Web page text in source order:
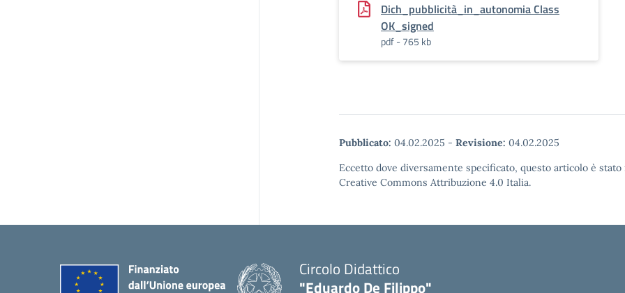
Dich_pubblicità_in_autonomia Class
OK_signed
pdf - 765 kb
Pubblicato: 04.02.2025 - Revisione: 04.02.2025
Eccetto dove diversamente specificato, questo articolo è
Creative Commons Attribuzione 4.0 Italia.
Circolo Didattico
"Eduardo De Filippo"